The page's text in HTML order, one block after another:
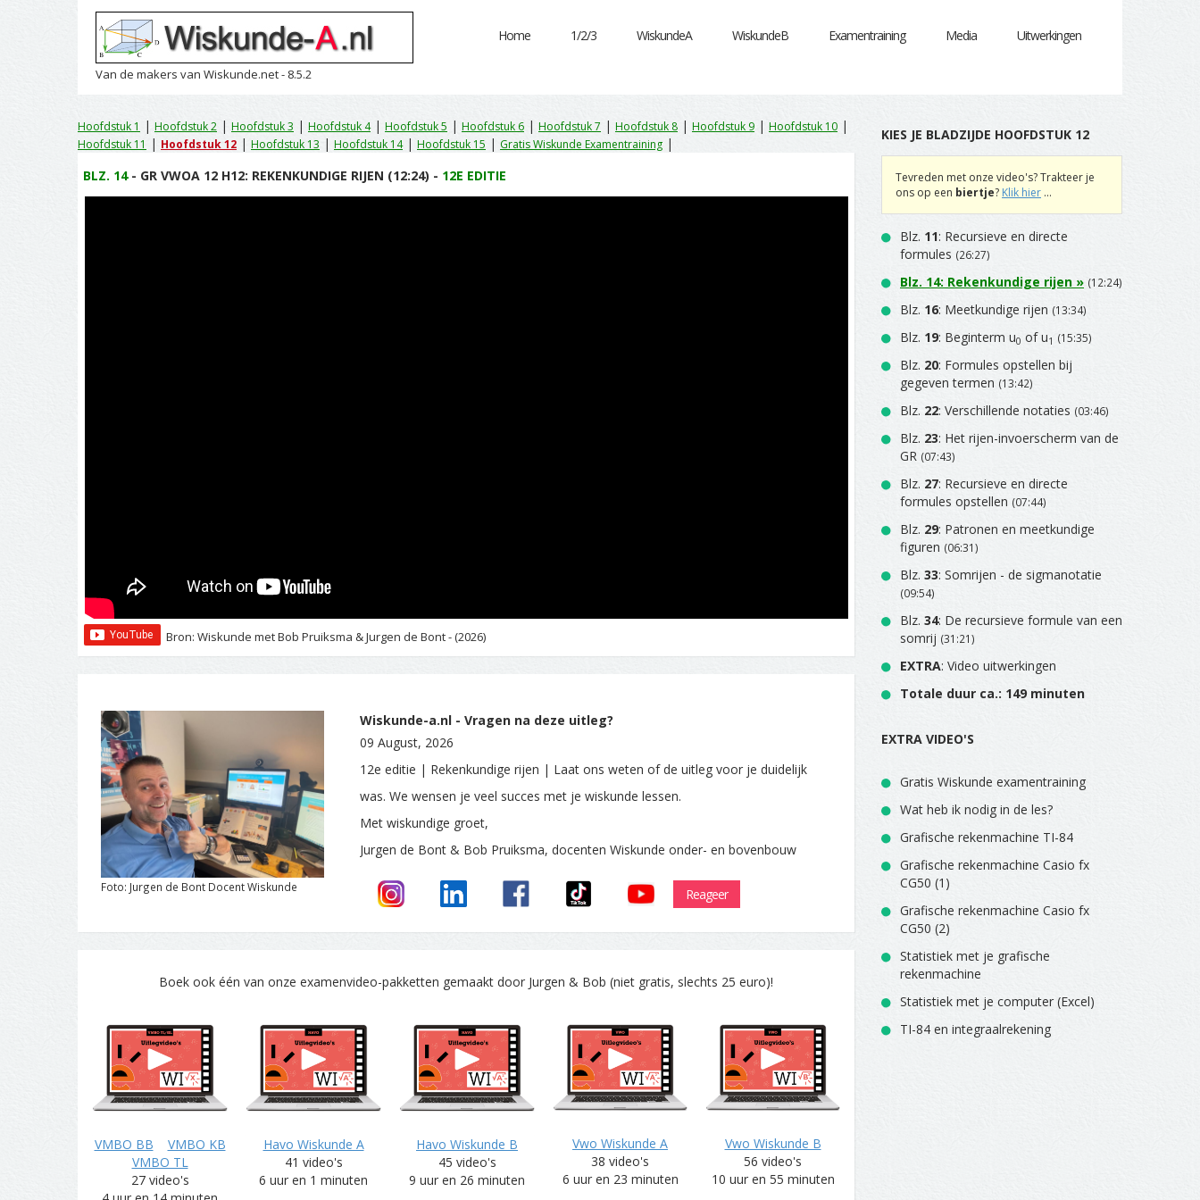
Van de makers van Wiskunde.net - 8.5.2
Home 1/2/3 WiskundeA WiskundeB Examentraining Media Uitwerkingen
Hoofdstuk 1 | Hoofdstuk 2 | Hoofdstuk 3 | Hoofdstuk 4| Hoofdstuk 5 | Hoofdstuk 6 | Hoofdstuk 7 | Hoofdstuk 8 | Hoofdstuk 9 | Hoofdstuk 10 |
Hoofdstuk 11 | Hoofdstuk 12 | Hoofdstuk 13 | Hoofdstuk 14| Hoofdstuk 15 | Gratis Wiskunde Examentraining |
BLZ. 14- GR VWOA 12 H12: REKENKUNDIGE RIJEN (12:24) - 12E EDITIE
Bron: Wiskunde met Bob Pruiksma & Jurgen de Bont - (2026)
Foto: Jurgen de Bont Docent Wiskunde
Wiskunde-a.nl - Vragen na deze uitleg?
09 August, 2026
12e editie | Rekenkundige rijen | Laat ons weten of de uitleg voor je duidelijk
was. We wensen je veel succes met je wiskunde lessen.
Met wiskundige groet,
Jurgen de Bont & Bob Pruiksma, docenten Wiskunde onder- en bovenbouw
Reageer
Boek ook één van onze examenvideo-pakketten gemaakt door Jurgen & Bob (niet gratis, slechts 25 euro)!
VMBO BB
VMBO KB
VMBO TL
27 video's
Havo Wiskunde A
41 video's
6 uur en 1 minuten
Havo Wiskunde B
45 video's
9 uur en 26 minuten
Vwo Wiskunde A
38 video's
6 uur en 23 minuten
Vwo Wiskunde B
56 video's
10 uur en 55 minuten
KIES JE BLADZIJDE HOOFDSTUK 12
Tevreden met onze video's? Trakteer je
ons op een biertje? Klik hier ...
Blz. 11: Recursieve en directe
formules (26:27)
Blz. 14: Rekenkundige rijen » (12:24)
Blz. 16: Meetkundige rijen (13:34)
Blz. 19: Beginterm u0 of u1 (15:35)
Blz. 20: Formules opstellen bij
gegeven termen (13:42)
Blz. 22: Verschillende notaties (03:46)
Blz. 23: Het rijen-invoerscherm van de
GR (07:43)
Blz. 27: Recursieve en directe
formules opstellen (07:44)
Blz. 29: Patronen en meetkundige
figuren (06:31)
Blz. 33: Somrijen - de sigmanotatie
(09:54)
Blz. 34: De recursieve formule van een
somrij (31:21)
EXTRA: Video uitwerkingen
Totale duur ca.: 149 minuten
EXTRA VIDEO'S
Gratis Wiskunde examentraining
Wat heb ik nodig in de les?
Grafische rekenmachine TI-84
Grafische rekenmachine Casio fx
CG50 (1)
Grafische rekenmachine Casio fx
CG50 (2)
Statistiek met je grafische
rekenmachine
Statistiek met je computer (Excel)
TI-84 en integraalrekening